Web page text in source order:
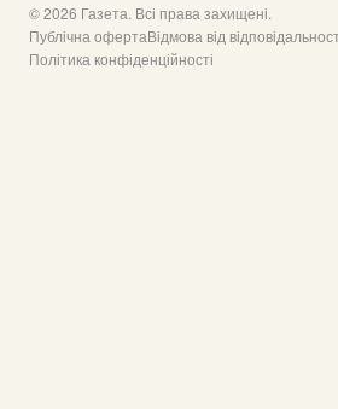
© 2026 Газета. Всі права захищені.
Публічна офертаВідмова від
Політика конфіденційності